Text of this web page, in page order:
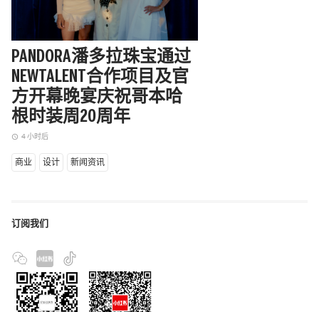
PANDORA潘多拉珠宝通过
NEWTALENT合作项目及官
方开幕晚宴庆祝哥本哈
根时装周20周年
access_time 4 小时后
商业 设计 新闻资讯
订阅我们